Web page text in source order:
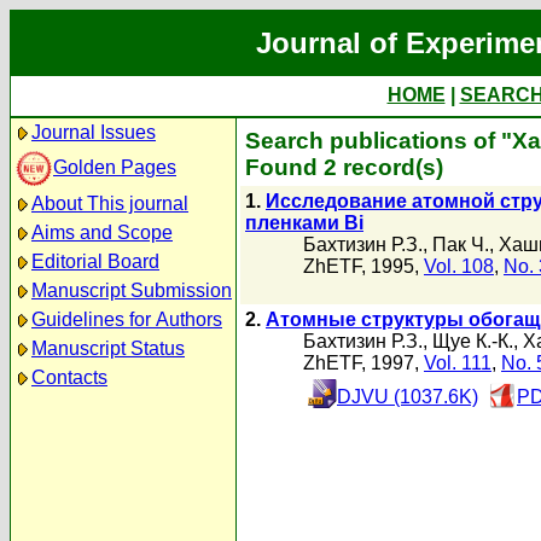
Journal of
HOME
Journal Issues
Golden Pages
About This journal
Aims and Scope
Editorial Board
Manuscript Submission
Guidelines for Authors
Manuscript Status
Contacts
Search publications of
Found 2 record(s)
1. Исследование атомной
пленками Bi
Бахтизин Р.З., Пак Ч.,
ZhETF, 1995, Vol. 108, No.
2. Атомные структуры
Бахтизин Р.З., Щуе К.-К.,
ZhETF, 1997, Vol. 111, No.
DJVU (1037.6K)